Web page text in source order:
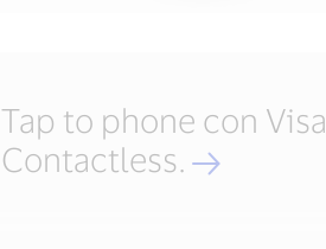
Tap to phone con Visa
Contactless.